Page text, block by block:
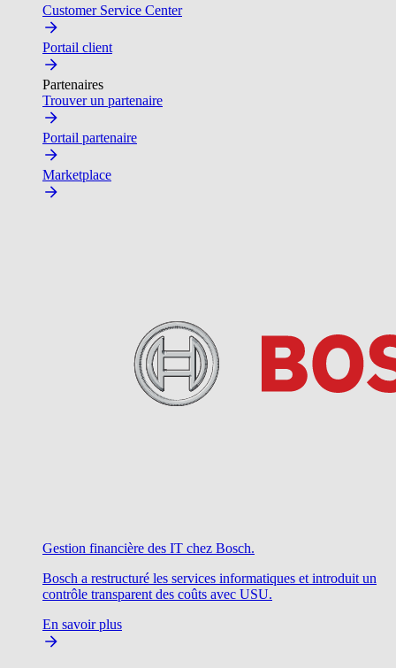
Customer Service Center
Portail client
Partenaires
Trouver un partenaire
Portail partenaire
Marketplace
Gestion financière des IT chez Bosch.
Bosch a restructuré les services informatiques et introduit un
contrôle transparent des coûts avec USU.
En savoir plus